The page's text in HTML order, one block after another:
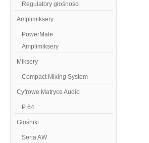
Regulatory głośności
Amplimiksery
PowerMate
Amplimiksery
Miksery
Compact Mixing System
Cyfrowe Matryce Audio
P 64
Głośniki
Seria AW